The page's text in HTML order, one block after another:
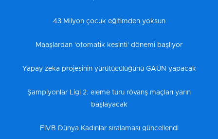
43 Milyon çocuk eğitimden yoksun
Maaşlardan 'otomatik kesinti' dönemi başlıyor
Yapay zeka projesinin yürütücülüğünü GAÜN yapacak
Şampiyonlar Ligi 2. eleme turu rövanş maçları yarın
başlayacak
FIVB Dünya Kadınlar sıralaması güncellendi